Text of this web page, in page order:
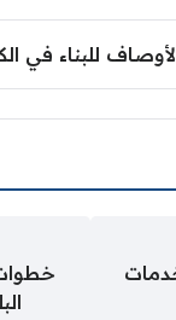
للبناء في